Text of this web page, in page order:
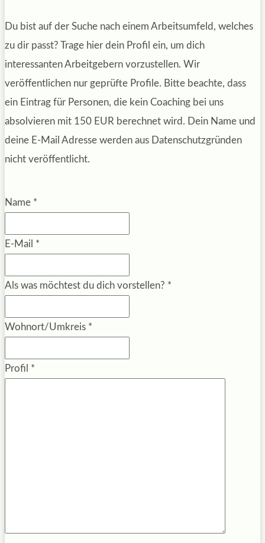
Du bist auf der Suche nach einem Arbeitsumfeld, welches
zu dir passt? Trage hier dein Profil ein, um dich
interessanten Arbeitgebern vorzustellen. Wir
veröffentlichen nur geprüfte Profile. Bitte beachte, dass
ein Eintrag für Personen, die kein Coaching bei uns
absolvieren mit 150 EUR berechnet wird. Dein Name und
deine E-Mail Adresse werden aus Datenschutzgründen
nicht veröffentlicht.
Name *
E-Mail *
Als was möchtest du dich vorstellen? *
Wohnort/Umkreis *
Profil *